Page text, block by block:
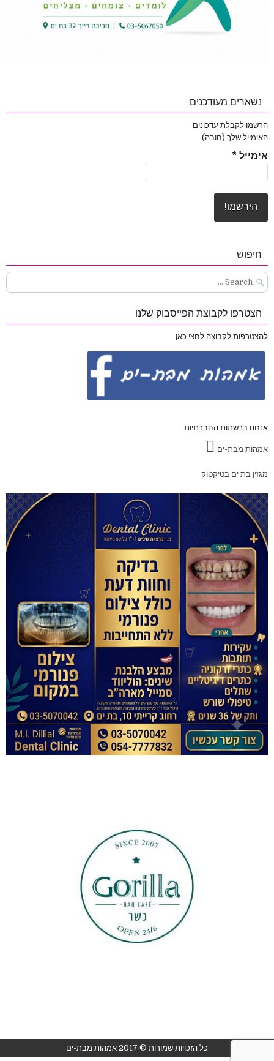
נשארים מעודכנים
הרשמו לקבלת עדכונים
האימייל שלך (חובה)
אימייל *
חיפוש
Search
for:
הצטרפו לקבוצת הפייסבוק שלנו
להצטרפות לקבוצה לחצי כאן
אנחנו ברשתות החברתיות
אמהות מבת-ים
מגזין בת ים בטיקטוק
כל הזכויות שמורות © 2017 אמהות מבת-ים